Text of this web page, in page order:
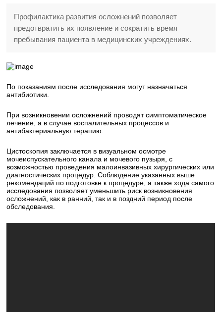
Профилактика развития осложнений позволяет
предотвратить их появление и сократить время
пребывания пациента в медицинских учреждениях.
По показаниям после исследования могут назначаться
антибиотики.
При возникновении осложнений проводят симптоматическое
лечение, а в случае воспалительных процессов и
антибактериальную терапию.
Цистоскопия заключается в визуальном осмотре
мочеиспускательного канала и мочевого пузыря, с
возможностью проведения малоинвазивных хирургических или
диагностических процедур. Соблюдение указанных выше
рекомендаций по подготовке к процедуре, а также хода самого
исследования позволяет уменьшить риск возникновения
осложнений, как в ранний, так и в поздний период после
обследования.